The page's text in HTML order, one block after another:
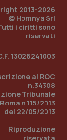
2013-2026
© Homnya Srl
i diritti sono
riservati
13026241003
al ROC
n.34308
Tribunale
n.115/2013
del 22/05/2013
Riproduzione
riservata